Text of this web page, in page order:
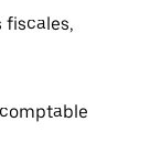
fiscales,